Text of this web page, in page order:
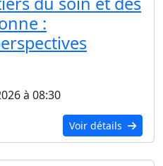
:
à 08:30
Voir détails